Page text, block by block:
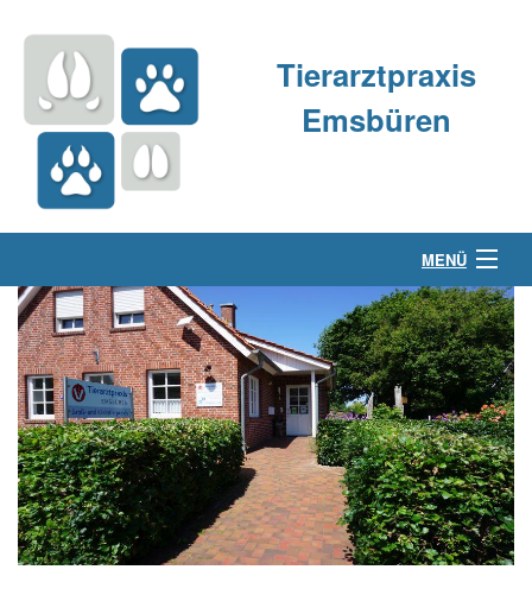
Tierarztpraxis
Emsbüren
MENÜ
Über uns
Kleintierpraxis
Großtierpraxis
Kontakt & Anfahrt